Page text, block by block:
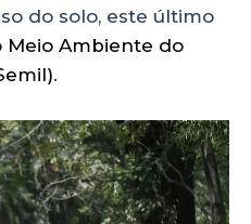
do solo, este último
Meio Ambiente do
.